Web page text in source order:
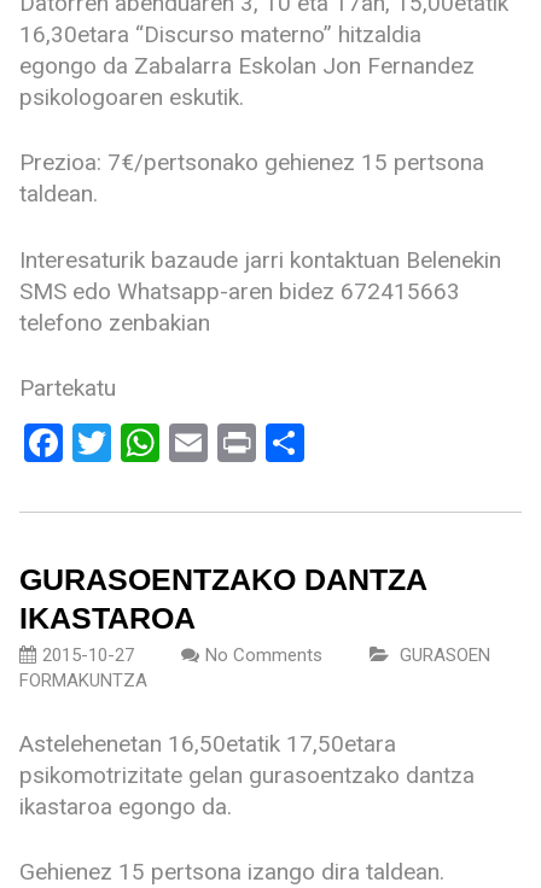
16,30etara “Discurso materno” hitzaldia
egongo da Zabalarra Eskolan Jon Fernandez
psikologoaren eskutik.
Prezioa: 7€/pertsonako gehienez 15 pertsona
taldean.
Interesaturik bazaude jarri kontaktuan Belenekin
SMS edo Whatsapp-aren bidez 672415663
telefono zenbakian
Partekatu
Facebook
Twitter
WhatsApp
Email
PrintShare
GURASOENTZAKO DANTZA
IKASTAROA
2015-10-27 No Comments
GURASOEN
FORMAKUNTZA
Astelehenetan 16,50etatik 17,50etara
psikomotrizitate gelan gurasoentzako dantza
ikastaroa egongo da.
Gehienez 15 pertsona izango dira taldean.